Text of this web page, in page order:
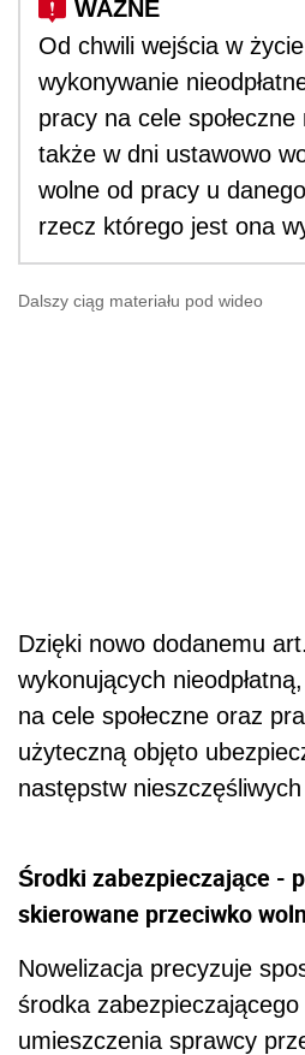
Od chwili wejścia w
wykonywanie
pracy na cele
także w dni ustawowo
wolne od pracy u
rzecz którego jest ona
Dalszy ciąg materiału pod wideo
Dzięki nowo dodanemu
wykonujących
na cele społeczne oraz
użyteczną objęto
następstw
Środki zabezpieczające -
skierowane przeciwko
Nowelizacja precyzuje
środka
umieszczenia sprawcy